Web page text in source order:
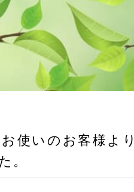
使いのお客様よ
。